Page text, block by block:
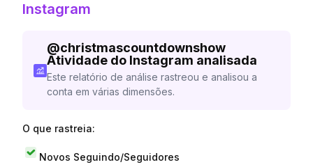
Instagram
@christmascountdownshow
Atividade do Instagram analisada
Este relatório de análise rastreou e analisou a
conta em várias dimensões.
O que rastreia:
Novos Seguindo/Seguidores